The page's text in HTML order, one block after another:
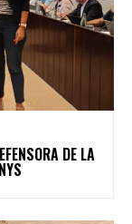
DE LA